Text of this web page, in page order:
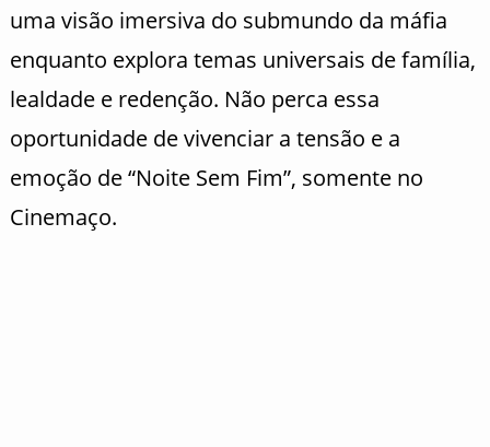
uma visão imersiva do submundo da máfia
enquanto explora temas universais de família,
lealdade e redenção. Não perca essa
oportunidade de vivenciar a tensão e a
emoção de “Noite Sem Fim”, somente no
Cinemaço.